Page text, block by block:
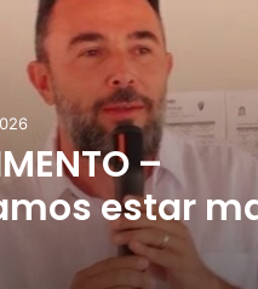
–
estar
das